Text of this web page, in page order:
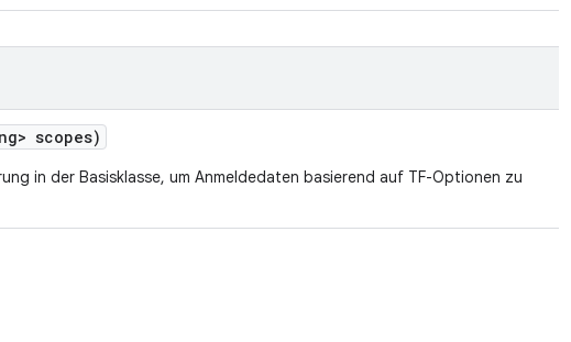
scopes)
in der Basisklasse, um Anmeldedaten basierend auf TF-Optionen zu